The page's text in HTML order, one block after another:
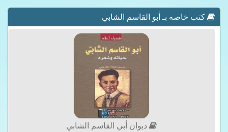
كتب خاصه بـ أبو القاسم الشابي
ديوان أبي القاسم الشابي